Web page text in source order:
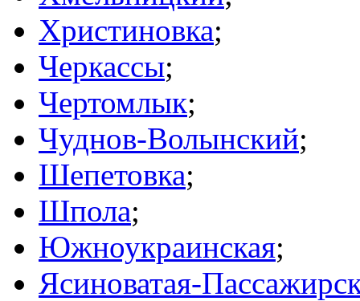
Христиновка;
Черкассы;
Чертомлык;
Чуднов-Волынский;
Шепетовка;
Шпола;
Южноукраинская;
Ясиноватая-